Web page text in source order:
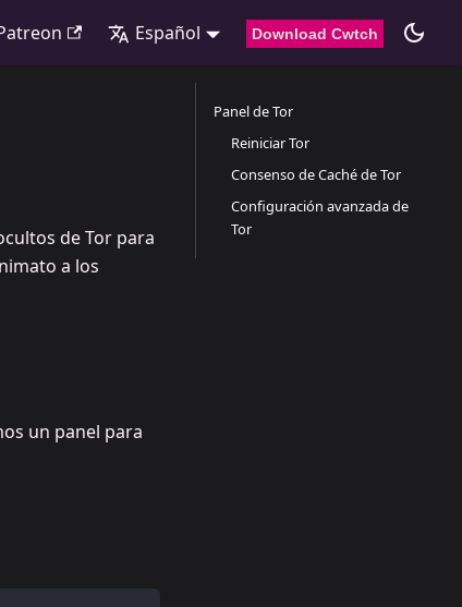
Español Download Cwtch
de Tor para
a los
un panel para
Panel de Tor
Reiniciar Tor
Consenso de Caché de Tor
Configuración avanzada de
Tor